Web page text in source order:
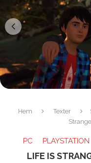
Hem Texter
PC PLAYSTATION
LIFE IS